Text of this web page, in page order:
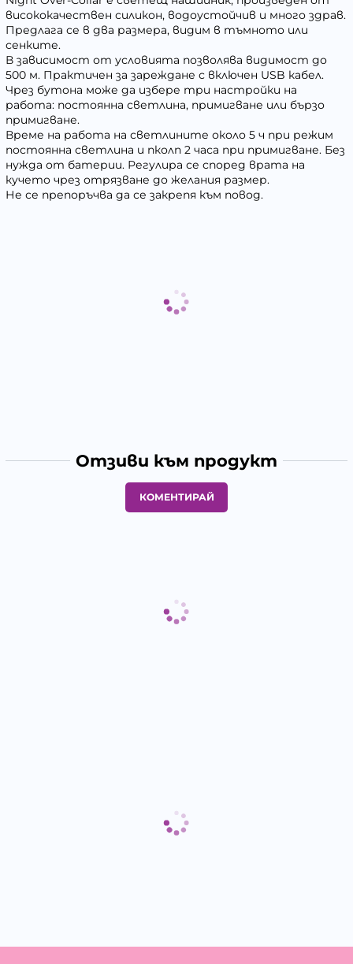
висококачествен силикон, водоустойчив и много здрав.
Предлага се в два размера, видим в тъмното или
сенките.
В зависимост от условията позволява видимост до
500 м. Практичен за зареждане с включен USB кабел.
Чрез бутона може да избере три настройки на
работа: постоянна светлина, примигване или бързо
примигване.
Време на работа на светлините около 5 ч при режим
постоянна светлина и пколп 2 часа при примигване. Без
нужда от батерии. Регулира се според врата на
кучето чрез отрязване до желания размер.
Не се препоръчва да се закрепя към повод.
Отзиви към продукт
КОМЕНТИРАЙ